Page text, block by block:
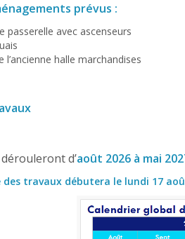
prévus :
passerelle avec ascenseurs
halle marchandises
d’août 2026 à mai
des travaux débutera le lundi 17